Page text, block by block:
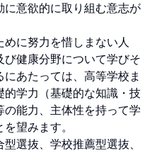
に意欲的に取り組む意志が
めに努力を惜しまない人
健康分野について学びそ
あたっては、高等学校ま
学力（基礎的な知識・技
能力、主体性を持って学
望みます。
選抜、学校推薦型選抜、